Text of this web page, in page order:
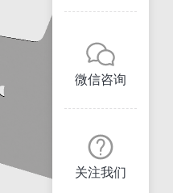
微信咨询
关注我们